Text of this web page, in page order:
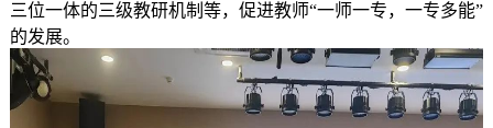
三位一体的三级教研机制等，促进教师“一师一专，一专多能”
的发展。